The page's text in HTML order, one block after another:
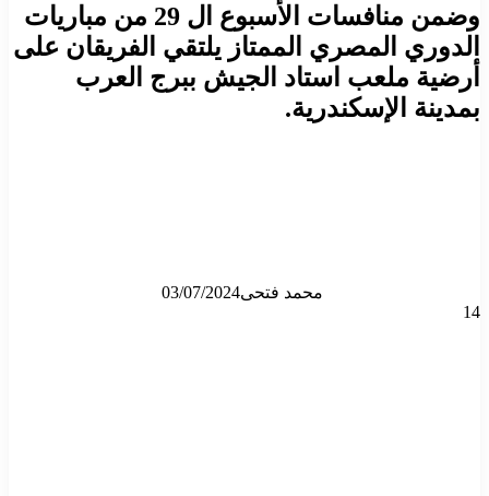
وضمن منافسات الأسبوع ال 29 من مباريات
الدوري المصري الممتاز يلتقي الفريقان على
أرضية ملعب استاد الجيش ببرج العرب
بمدينة الإسكندرية.
محمد فتحى03/07/2024
14